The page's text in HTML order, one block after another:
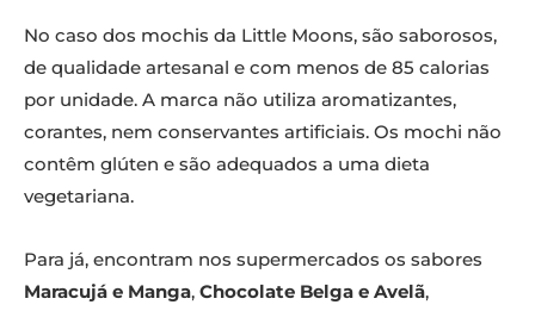
No caso dos mochis da Little Moons, são saborosos,
de qualidade artesanal e com menos de 85 calorias
por unidade. A marca não utiliza aromatizantes,
corantes, nem conservantes artificiais. Os mochi não
contêm glúten e são adequados a uma dieta
vegetariana.
Para já, encontram nos supermercados os sabores
Maracujá e Manga, Chocolate Belga e Avelã,